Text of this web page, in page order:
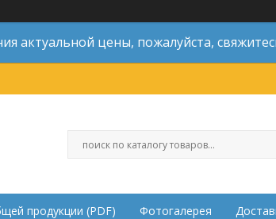
актуальной цены, пожалуйста,
продукции (PDF) Фотогалерея